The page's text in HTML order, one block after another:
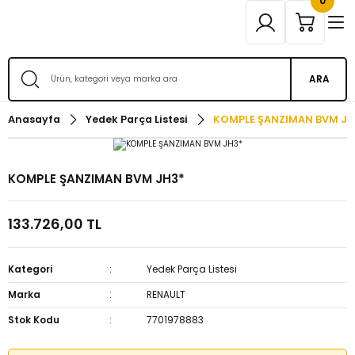
ARA
Anasayfa Yedek Parça Listesi KOMPLE ŞANZIMAN BVM
KOMPLE ŞANZIMAN BVM JH3*
133.726,00 TL
Kategori
Yedek Parça Listesi
Marka
RENAULT
Stok Kodu
7701978883